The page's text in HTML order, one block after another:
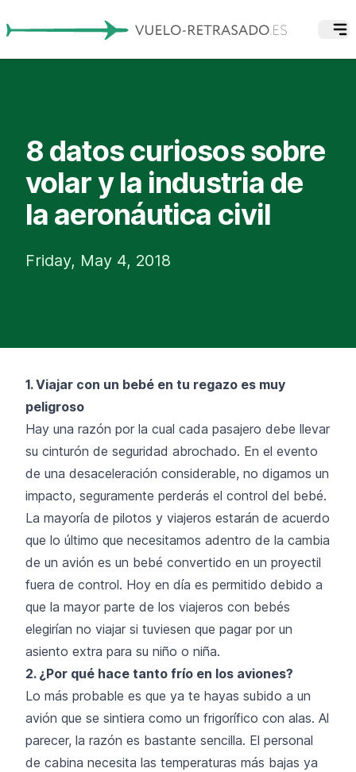
8 datos curiosos sobre
volar y la industria de
la aeronáutica civil
Friday, May 4, 2018
1. Viajar con un bebé en tu regazo es muy
peligroso
Hay una razón por la cual cada pasajero debe llevar
su cinturón de seguridad abrochado. En el evento
de una desaceleración considerable, no digamos un
impacto, seguramente perderás el control del bebé.
La mayoría de pilotos y viajeros estarán de acuerdo
que lo último que necesitamos adentro de la cambia
de un avión es un bebé convertido en un proyectil
fuera de control. Hoy en día es permitido debido a
que la mayor parte de los viajeros con bebés
elegirían no viajar si tuviesen que pagar por un
asiento extra para su niño o niña.
2. ¿Por qué hace tanto frío en los aviones?
Lo más probable es que ya te hayas subido a un
avión que se sintiera como un frigorífico con alas. Al
parecer, la razón es bastante sencilla. El personal
de cabina necesita las temperaturas más bajas ya